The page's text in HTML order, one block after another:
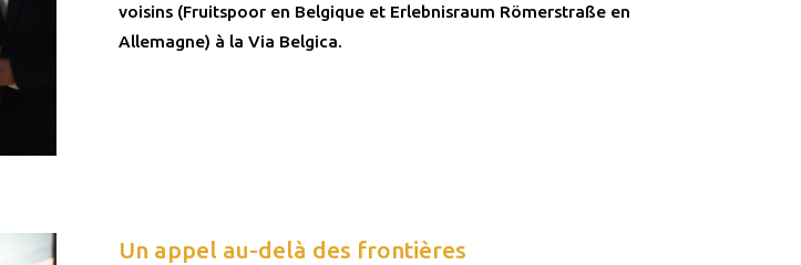
voisins (Fruitspoor en Belgique et Erlebnisraum Römerstraße en
Allemagne) à la Via Belgica.
Un appel au-delà des frontières